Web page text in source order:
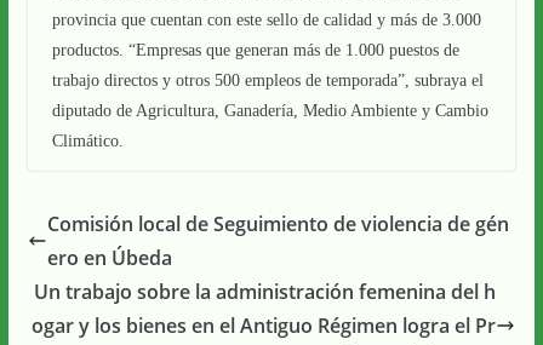
provincia que cuentan con este sello de calidad y más de 3.000
productos. “Empresas que generan más de 1.000 puestos de
trabajo directos y otros 500 empleos de temporada”, subraya el
diputado de Agricultura, Ganadería, Medio Ambiente y Cambio
Climático.
Comisión local de Seguimiento de violencia de gén
ero en Úbeda
Un trabajo sobre la administración femenina del h
ogar y los bienes en el Antiguo Régimen logra el Pr